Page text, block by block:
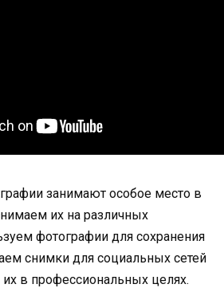
занимают особое место в
их на различных
фотографии для сохранения
снимки для социальных сетей
в профессиональных целях.